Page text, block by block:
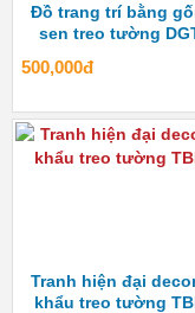
Đồ trang trí bằng
sen treo tường
500,000đ
Tranh hiện đại
khẩu treo tường